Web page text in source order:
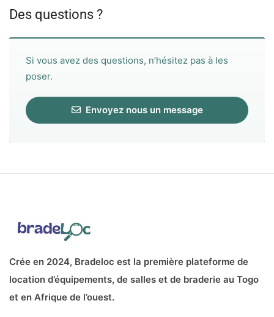
Des questions ?
Si vous avez des questions, n’hésitez pas à les
poser.
Envoyez nous un message
Crée en 2024, Bradeloc est la première plateforme de
location d’équipements, de salles et de braderie au Togo
et en Afrique de l’ouest.